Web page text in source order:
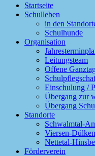
Startseite
Schulleben
in den
Schulhunde
Organisation
Leitungsteam
Offene
Einschulung /
Übergang zur
Übergang
Standorte
Schwalmtal-
Viersen-Dülken
Nettetal-
Förderverein